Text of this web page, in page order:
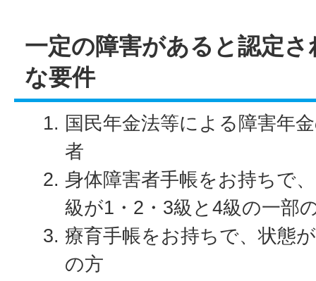
一定の障害があると認定さ
な要件
国民年金法等による障害年
者
身体障害者手帳をお持ちで
級が1・2・3級と4級の一部
療育手帳をお持ちで、状態
の方